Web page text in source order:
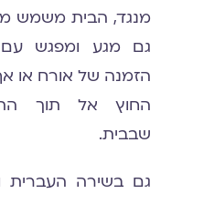
מנגד, הבית משמש
גם מגע ומפגש
הזמנה של אורח או
החוץ אל תוך
שבבית.
גם בשירה העברית